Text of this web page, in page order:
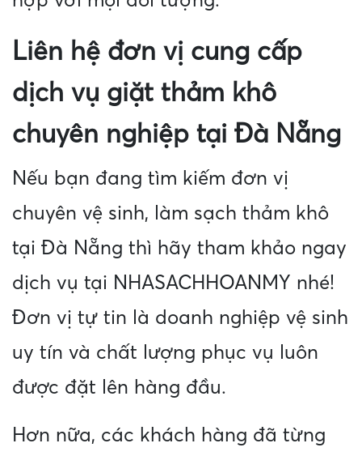
Liên hệ đơn vị cung cấp
dịch vụ giặt thảm khô
chuyên nghiệp tại Đà Nẵng
Nếu bạn đang tìm kiếm đơn vị
chuyên vệ sinh, làm sạch thảm khô
tại Đà Nẵng thì hãy tham khảo ngay
dịch vụ tại NHASACHHOANMY nhé!
Đơn vị tự tin là doanh nghiệp vệ sinh
uy tín và chất lượng phục vụ luôn
được đặt lên hàng đầu.
Hơn nữa, các khách hàng đã từng